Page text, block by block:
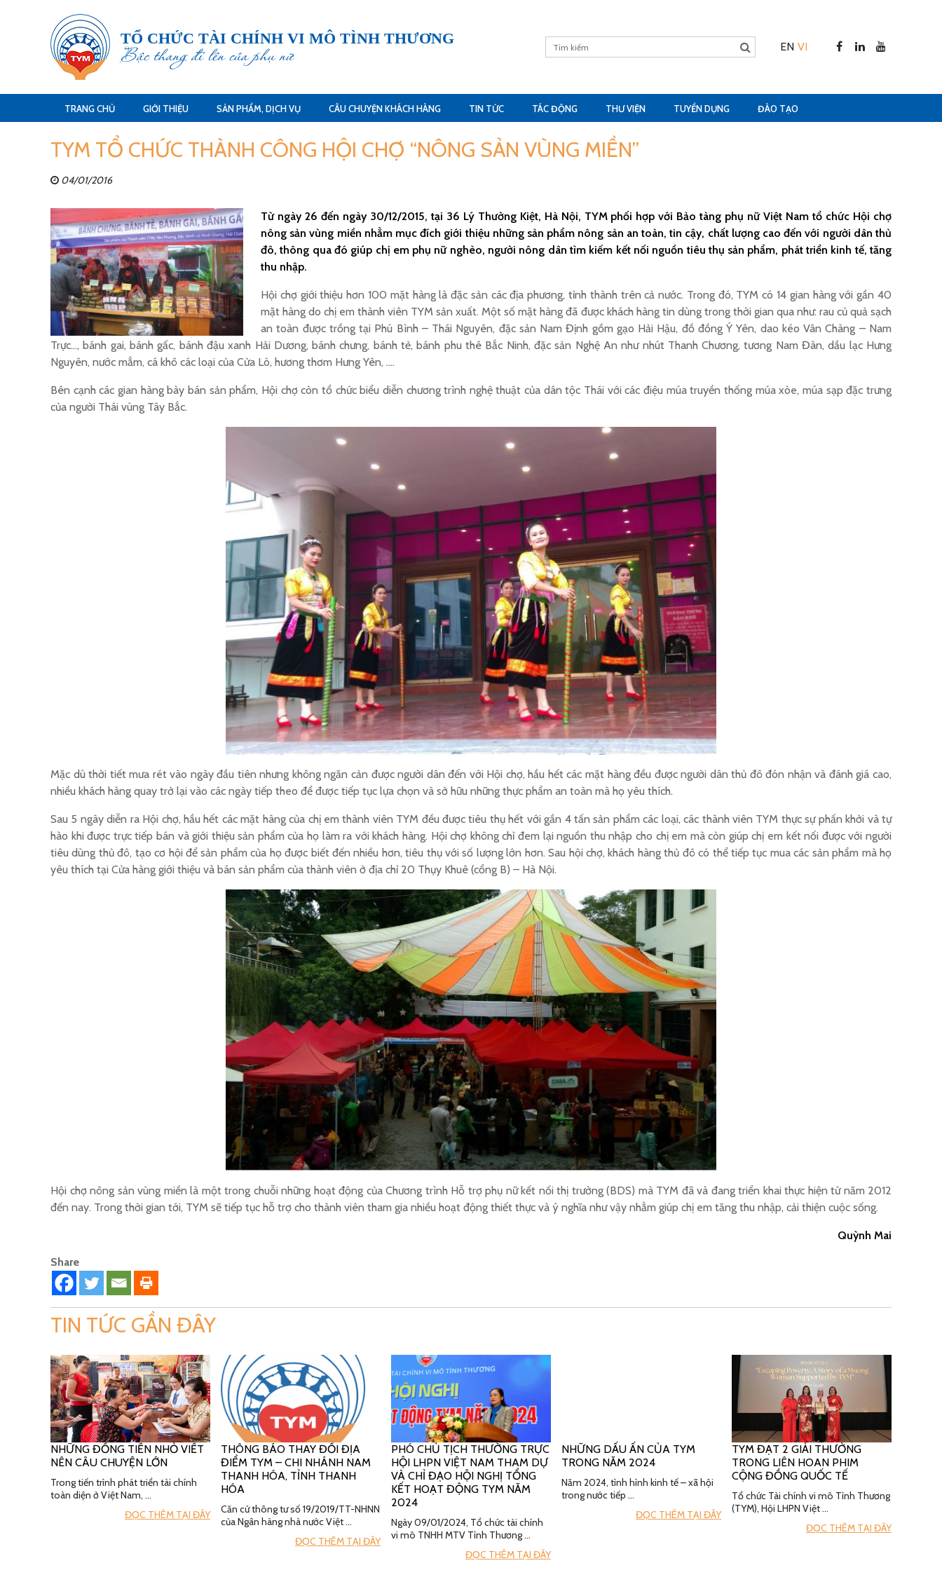
TỔ CHỨC TÀI CHÍNH VI MÔ TÌNH THƯƠNG
Bậc thang đi lên của phụ nữ EN VI
TRANG CHỦ GIỚI THIỆU SẢN PHẨM, DỊCH VỤ CÂU CHUYỆN KHÁCH HÀNG TIN TỨC TÁC ĐỘNG THƯ VIỆN TUYỂN DỤNG ĐÀO TẠO
TYM TỔ CHỨC THÀNH CÔNG HỘI CHỢ “NÔNG SẢN VÙNG MIỀN”
04/01/2016
Từ ngày 26 đến ngày 30/12/2015, tại 36 Lý Thường Kiệt, Hà Nội, TYM phối hợp với Bảo tàng phụ nữ Việt Nam tổ chức Hội chợ
nông sản vùng miền nhằm mục đích giới thiệu những sản phẩm nông sản an toàn, tin cậy, chất lượng cao đến với người dân thủ
đô, thông qua đó giúp chị em phụ nữ nghèo, người nông dân tìm kiếm kết nối nguồn tiêu thụ sản phẩm, phát triển kinh tế, tăng
thu nhập.
Hội chợ giới thiệu hơn 100 mặt hàng là đặc sản các địa phương, tỉnh thành trên cả nước. Trong đó, TYM có 14 gian hàng với gần 40
mặt hàng do chị em thành viên TYM sản xuất. Một số mặt hàng đã được khách hàng tin dùng trong thời gian qua như: rau củ quả sạch
an toàn được trồng tại Phú Bình – Thái Nguyên, đặc sản Nam Định gồm gạo Hải Hậu, đồ đồng Ý Yên, dao kéo Vân Chàng – Nam
Trực…, bánh gai, bánh gấc, bánh đậu xanh Hải Dương, bánh chưng, bánh tẻ, bánh phu thê Bắc Ninh, đặc sản Nghệ An như nhút Thanh Chương, tương Nam Đàn, dầu lạc Hưng
Nguyên, nước mắm, cá khô các loại của Cửa Lò, hương thơm Hưng Yên, ….
Bên cạnh các gian hàng bày bán sản phẩm, Hội chợ còn tổ chức biểu diễn chương trình nghệ thuật của dân tộc Thái với các điệu múa truyền thống múa xòe, múa sạp đặc trưng
của người Thái vùng Tây Bắc.
Mặc dù thời tiết mưa rét vào ngày đầu tiên nhưng không ngăn cản được người dân đến với Hội chợ, hầu hết các mặt hàng đều được người dân thủ đô đón nhận và đánh giá cao,
nhiều khách hàng quay trở lại vào các ngày tiếp theo để được tiếp tục lựa chọn và sở hữu những thực phẩm an toàn mà họ yêu thích.
Sau 5 ngày diễn ra Hội chợ, hầu hết các mặt hàng của chị em thành viên TYM đều được tiêu thụ hết với gần 4 tấn sản phẩm các loại, các thành viên TYM thực sự phấn khởi và tự
hào khi được trực tiếp bán và giới thiệu sản phẩm của họ làm ra với khách hàng. Hội chợ không chỉ đem lại nguồn thu nhập cho chị em mà còn giúp chị em kết nối được với người
tiêu dùng thủ đô, tạo cơ hội để sản phẩm của họ được biết đến nhiều hơn, tiêu thụ với số lượng lớn hơn. Sau hội chợ, khách hàng thủ đô có thể tiếp tục mua các sản phẩm mà họ
yêu thích tại Cửa hàng giới thiệu và bán sản phẩm của thành viên ở địa chỉ 20 Thụy Khuê (cổng B) – Hà Nội.
Hội chợ nông sản vùng miền là một trong chuỗi những hoạt động của Chương trình Hỗ trợ phụ nữ kết nối thị trường (BDS) mà TYM đã và đang triển khai thực hiện từ năm 2012
đến nay. Trong thời gian tới, TYM sẽ tiếp tục hỗ trợ cho thành viên tham gia nhiều hoạt động thiết thực và ý nghĩa như vậy nhằm giúp chị em tăng thu nhập, cải thiện cuộc sống.
Quỳnh Mai
Share
TIN TỨC GẦN ĐÂY
NHỮNG ĐỒNG TIỀN NHỎ VIẾT
NÊN CÂU CHUYỆN LỚN
Trong tiến trình phát triển tài chính
toàn diện ở Việt Nam, …
ĐỌC THÊM TẠI ĐÂY
THÔNG BÁO THAY ĐỔI ĐỊA
ĐIỂM TYM – CHI NHÁNH NAM
THANH HÓA, TỈNH THANH
HÓA
Căn cứ thông tư số 19/2019/TT-NHNN
của Ngân hàng nhà nước Việt …
ĐỌC THÊM TẠI ĐÂY
PHÓ CHỦ TỊCH THƯỜNG TRỰC
HỘI LHPN VIỆT NAM THAM DỰ
VÀ CHỈ ĐẠO HỘI NGHỊ TỔNG
KẾT HOẠT ĐỘNG TYM NĂM
2024
Ngày 09/01/2024, Tổ chức tài chính
vi mô TNHH MTV Tình Thương …
ĐỌC THÊM TẠI ĐÂY
NHỮNG DẤU ẤN CỦA TYM
TRONG NĂM 2024
Năm 2024, tình hình kinh tế – xã hội
trong nước tiếp …
ĐỌC THÊM TẠI ĐÂY
TYM ĐẠT 2 GIẢI THƯỞNG
TRONG LIÊN HOAN PHIM
CỘNG ĐỒNG QUỐC TẾ
Tổ chức Tài chính vi mô Tình Thương
(TYM), Hội LHPN Việt …
ĐỌC THÊM TẠI ĐÂY